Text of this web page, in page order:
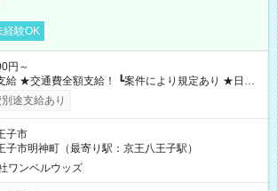
経験OK
円～
定あり ★日払
規定あり） ┗働いたその日に現金GET♪ お仕事後はコ
ら 日払い分を引き落とせます！ 【試用期間】試
途支給あり
子市
子市明神町（最寄り駅：京王八王子駅）
ワンベルウッズ